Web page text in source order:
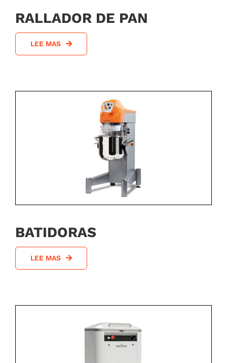
RALLADOR DE PAN
LEE MAS
BATIDORAS
LEE MAS